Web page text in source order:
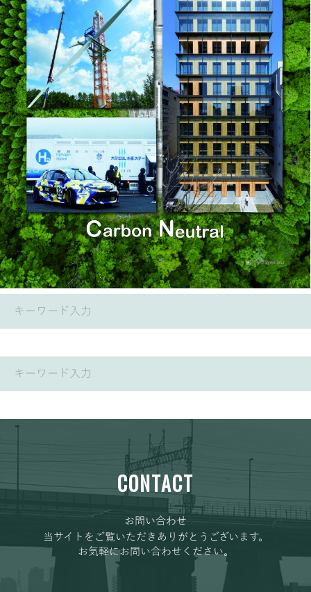
CONTACT
お問い合わせ
当サイトをご覧いただきありがとうございます。
お気軽にお問い合わせください。